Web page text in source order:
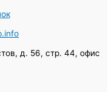
д. 56, стр. 44, офис